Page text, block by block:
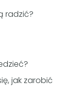
radzić?
jak zarobić